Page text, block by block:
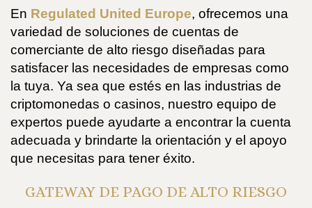
En Regulated United Europe, ofrecemos una
variedad de soluciones de cuentas de
comerciante de alto riesgo diseñadas para
satisfacer las necesidades de empresas como
la tuya. Ya sea que estés en las industrias de
criptomonedas o casinos, nuestro equipo de
expertos puede ayudarte a encontrar la cuenta
adecuada y brindarte la orientación y el apoyo
que necesitas para tener éxito.
GATEWAY DE PAGO DE ALTO RIESGO